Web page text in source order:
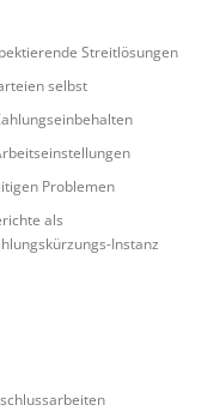
Streitlösungen
selbst
Problemen
als
Instanz